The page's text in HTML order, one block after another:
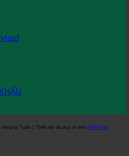
Hoàng Tuấn | Thiết kế và duy trì bởi MARHUB